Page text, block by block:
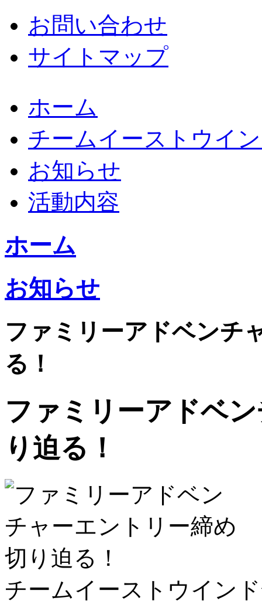
お問い合わせ
サイトマップ
ホーム
チームイーストウイ
お知らせ
活動内容
ホーム
お知らせ
ファミリーアドベンチ
る！
ファミリーアドベ
り迫る！
チームイーストウイン